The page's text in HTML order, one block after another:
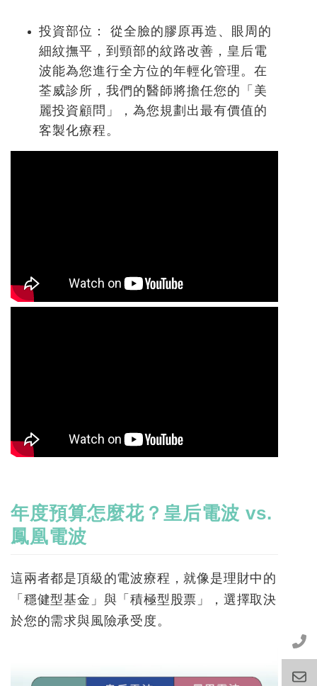
投資部位：
從全臉的膠原再造、眼周的
細紋撫平，到頸部的紋路改善，皇后電
波能為您進行全方位的年輕化管理。在
荃威診所 ，我們的醫師將擔任您的「美
麗投資顧問」，為您規劃出最有價值的
客製化療程。
年度預算怎麼花？皇后電波 vs.
鳳凰電波
這兩者都是頂級的電波療程，就像是理財中的
「穩健型基金」與「積極型股票」，選擇取決
於您的需求與風險承受度。